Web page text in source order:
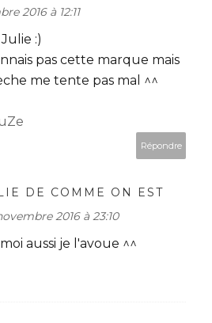
2016 à 12:11
:)
pas cette marque mais
me tente pas mal ^^
Répondre
DE COMME ON EST
2016 à 23:10
aussi je l'avoue ^^